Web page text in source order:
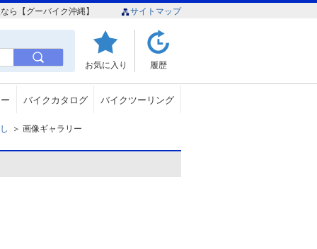
ら【グーバイク沖縄】 サイトマップ
お気に入り 履歴
バイクカタログ バイクツーリング
＞ 画像ギャラリー